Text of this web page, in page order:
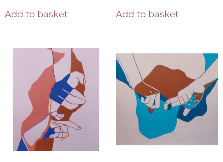
Add to basket Add to basket